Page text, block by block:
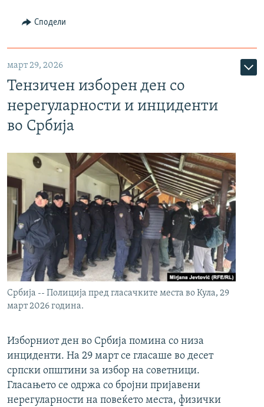
Сподели
март 29, 2026
Тензичен изборен ден со
нерегуларности и инциденти
во Србија
Србија -- Полиција пред гласачките места во Кула, 29
март 2026 година.
Изборниот ден во Србија помина со низа
инциденти. На 29 март се гласаше во десет
српски општини за избор на советници.
Гласањето се одржа со бројни пријавени
нерегуларности на повеќето места, физички